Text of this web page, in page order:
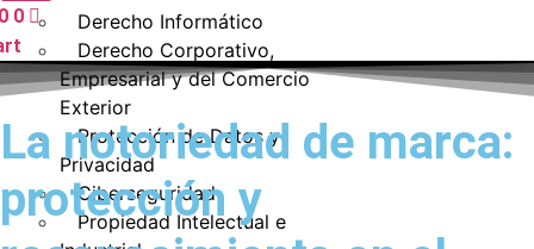
Derecho Informático
Derecho Corporativo,
Empresarial y del Comercio
Exterior
Protección de Datos y
Privacidad
Ciberseguridad
Propiedad Intelectual e
0
La notoriedad de marca:
protección y